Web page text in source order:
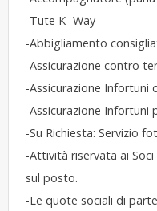
-Tute K -Way
-Abbigliamento
-Assicurazione contro
-Assicurazione Infortuni
-Assicurazione Infortuni
-Su Richiesta: Servizio
-Attività riservata ai Soci
sul posto.
-Le quote sociali di